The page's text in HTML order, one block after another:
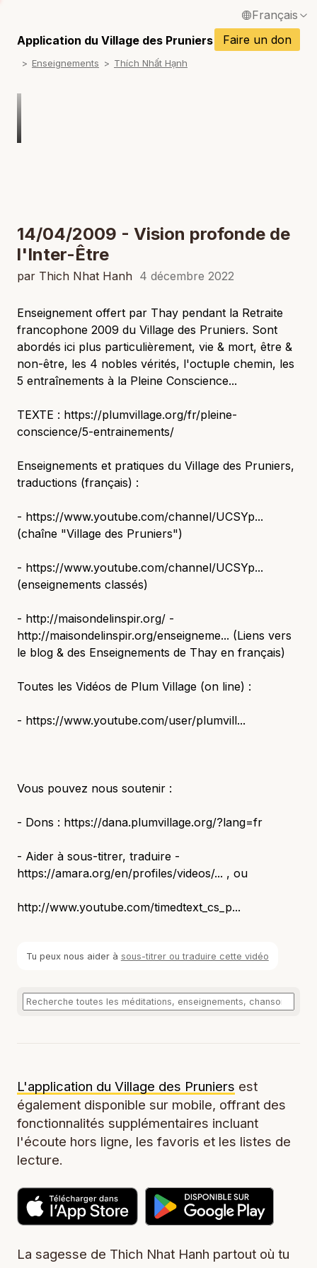
Français
English / Anglais
Español / Espagnol
Application du Village des Pruniers Faire un don
Enseignements Thích Nhất Hạnh
14/04/2009 - Vision profonde de
l'Inter-Être
par Thich Nhat Hanh 4 décembre 2022
Enseignement offert par Thay pendant la Retraite
francophone 2009 du Village des Pruniers. Sont
abordés ici plus particulièrement, vie & mort, être &
non-être, les 4 nobles vérités, l'octuple chemin, les
5 entraînements à la Pleine Conscience...
TEXTE : https://plumvillage.org/fr/pleine-
conscience/5-entrainements/
Enseignements et pratiques du Village des Pruniers,
traductions (français) :
- https://www.youtube.com/channel/UCSYp...
(chaîne "Village des Pruniers")
- https://www.youtube.com/channel/UCSYp...
(enseignements classés)
- http://maisondelinspir.org/ -
http://maisondelinspir.org/enseigneme... (Liens vers
le blog & des Enseignements de Thay en français)
Toutes les Vidéos de Plum Village (on line) :
- https://www.youtube.com/user/plumvill...
Vous pouvez nous soutenir :
- Dons : https://dana.plumvillage.org/?lang=fr
- Aider à sous-titrer, traduire -
https://amara.org/en/profiles/videos/... , ou
http://www.youtube.com/timedtext_cs_p...
Tu peux nous aider à sous-titrer ou traduire cette vidéo
L'application du Village des Pruniers est
également disponible sur mobile, offrant des
fonctionnalités supplémentaires incluant
l'écoute hors ligne, les favoris et les listes de
lecture.
La sagesse de Thich Nhat Hanh partout où tu